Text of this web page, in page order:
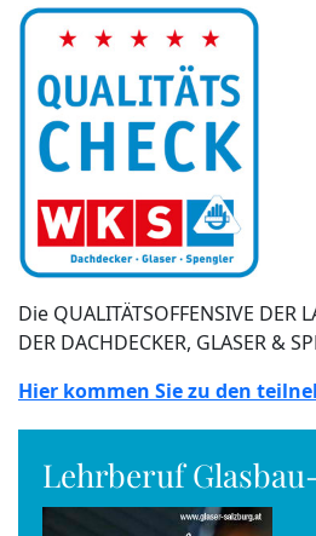
Die QUALITÄTSOFFENSIVE DER
DER DACHDECKER, GLASER &
Hier kommen Sie zu den
Lehrberuf